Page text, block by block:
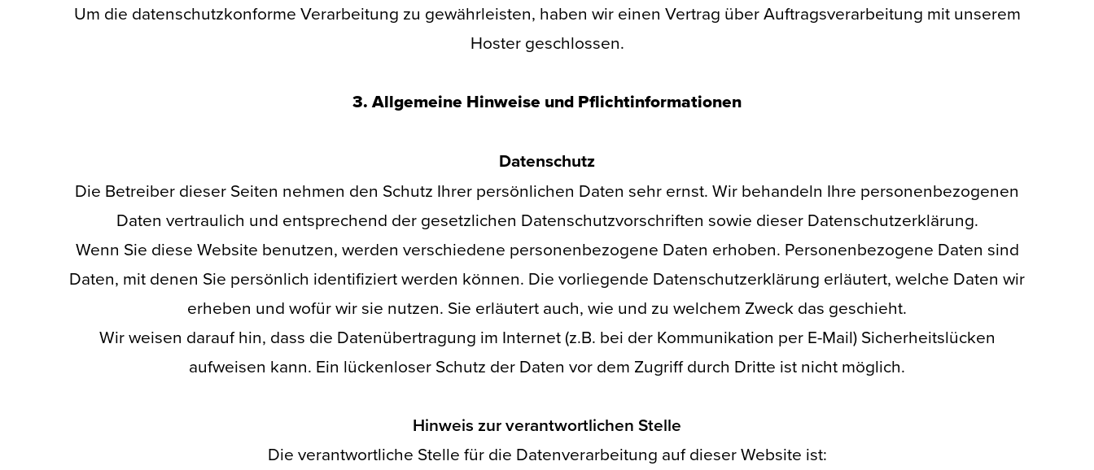
Um die datenschutzkonforme Verarbeitung zu gewährleisten, haben wir einen Vertrag über Auftragsverarbeitung mit unserem
Hoster geschlossen.
3. Allgemeine Hinweise und Pflichtinformationen
Datenschutz
Die Betreiber dieser Seiten nehmen den Schutz Ihrer persönlichen Daten sehr ernst. Wir behandeln Ihre personenbezogenen
Daten vertraulich und entsprechend der gesetzlichen Datenschutzvorschriften sowie dieser Datenschutzerklärung.
Wenn Sie diese Website benutzen, werden verschiedene personenbezogene Daten erhoben. Personenbezogene Daten sind
Daten, mit denen Sie persönlich identifiziert werden können. Die vorliegende Datenschutzerklärung erläutert, welche Daten wir
erheben und wofür wir sie nutzen. Sie erläutert auch, wie und zu welchem Zweck das geschieht.
Wir weisen darauf hin, dass die Datenübertragung im Internet (z.B. bei der Kommunikation per E-Mail) Sicherheitslücken
aufweisen kann. Ein lückenloser Schutz der Daten vor dem Zugriff durch Dritte ist nicht möglich.
Hinweis zur verantwortlichen Stelle
Die verantwortliche Stelle für die Datenverarbeitung auf dieser Website ist: